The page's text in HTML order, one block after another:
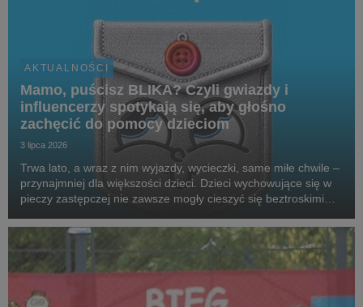
AKTUALNOŚCI
Mamo, puścisz BLIKA? Czyli gwiazdy i
influencerzy spotykają się, aby głośno
zachęcić do pomocy dzieciom
3 lipca 2026
Trwa lato, a wraz z nim wyjazdy, wycieczki, same miłe chwile –
przynajmniej dla większości dzieci. Dzieci wychowujące się w
pieczy zastępczej nie zawsze mogły cieszyć się beztroskimi
SOS Wiosek Dziecięcych, gwiazdy,...